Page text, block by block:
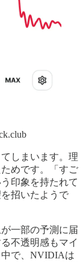
しまいます。理
めです。「すご
印象を持たれて
招いたようで
一部の予測に届
不透明感もマイ
で、NVIDIAは